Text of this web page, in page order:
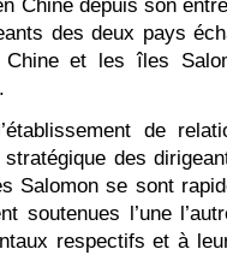
Chine depuis son
des deux pays
et les îles
de
stratégique des
Salomon se sont
soutenues l’une
respectifs et à